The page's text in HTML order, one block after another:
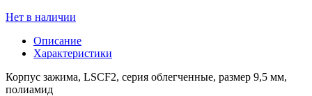
Нет в наличии
Описание
Характеристики
Корпус зажима, LSCF2, серия облегченные, размер 9,5 мм,
полиамид